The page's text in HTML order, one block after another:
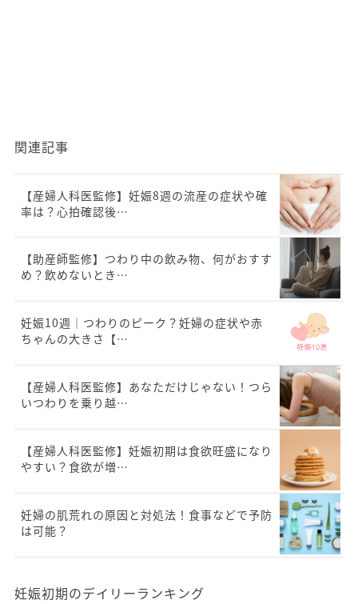
関連記事
【産婦人科医監修】妊娠8週の流産の症状や確
率は？心拍確認後…
【助産師監修】つわり中の飲み物、何がおすす
め？飲めないとき…
妊娠10週｜つわりのピーク？妊婦の症状や赤
ちゃんの大きさ【…
【産婦人科医監修】あなただけじゃない！つら
いつわりを乗り越…
【産婦人科医監修】妊娠初期は食欲旺盛になり
やすい？食欲が増…
妊婦の肌荒れの原因と対処法！食事などで予防
は可能？
妊娠初期のデイリーランキング